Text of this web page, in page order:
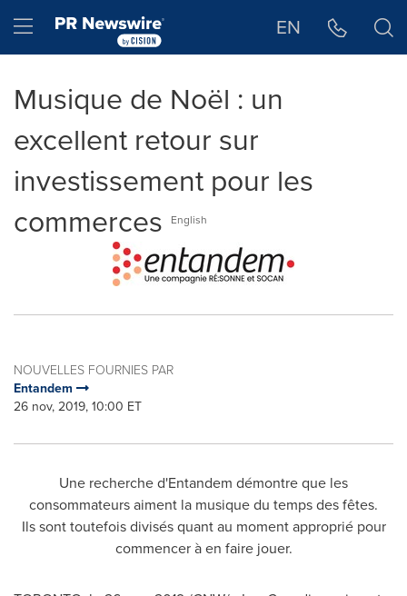
Hamburger menu EN
Musique de Noël : un
excellent retour sur
investissement pour les
commerces
English
NOUVELLES FOURNIES PAR
Entandem
26 nov, 2019, 10:00 ET
Une recherche d'Entandem démontre que les
consommateurs aiment la musique du temps des fêtes.
Ils sont toutefois divisés quant au moment approprié pour
commencer à en faire jouer.